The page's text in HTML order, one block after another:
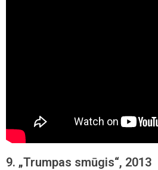
9. „Trumpas smūgis“, 2013